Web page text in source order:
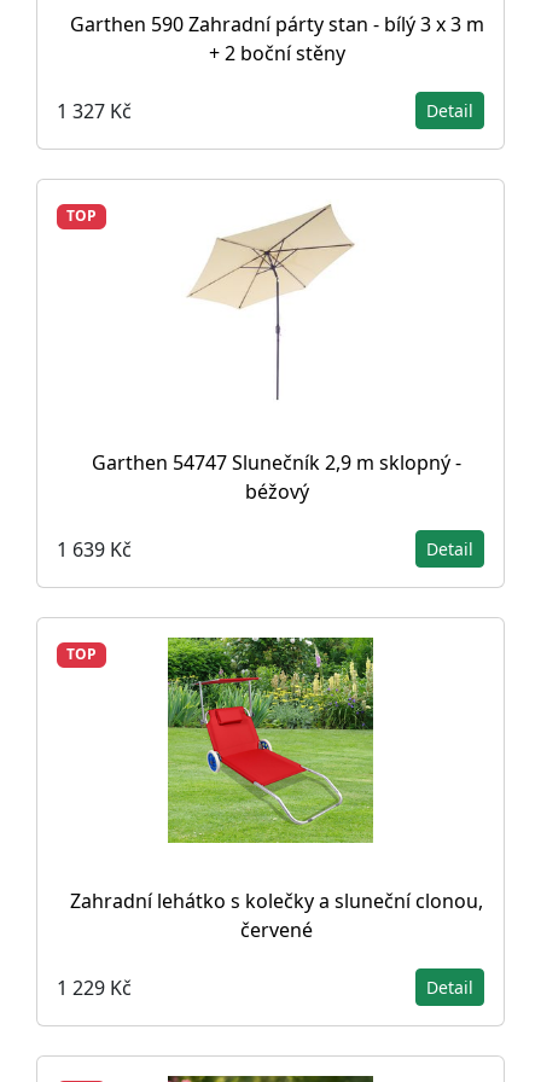
Garthen 590 Zahradní párty stan - bílý 3 x 3 m
+ 2 boční stěny
1 327 Kč Detail
TOP
Garthen 54747 Slunečník 2,9 m sklopný -
béžový
1 639 Kč Detail
TOP
Zahradní lehátko s kolečky a sluneční clonou,
červené
1 229 Kč Detail